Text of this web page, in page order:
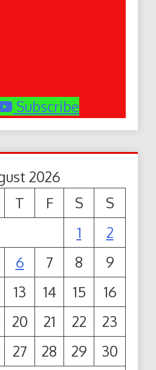
Subscribe
2026
T F S
S
1
2
6 7 8
9
13 14 15
16
20 21 22
23
27 28 29
30